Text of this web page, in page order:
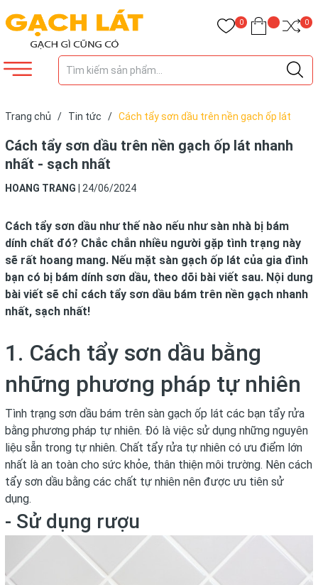
0 0
Trang chủ / Tin tức / Cách tẩy sơn dầu trên nền gạch ốp lát
Cách tẩy sơn dầu trên nền gạch ốp lát nhanh
nhất - sạch nhất
HOANG TRANG 24/06/2024
Cách tẩy sơn dầu như thế nào nếu như sàn nhà bị bám
dính chất đó? Chắc chắn nhiều người gặp tình trạng này
sẽ rất hoang mang. Nếu mặt sàn gạch ốp lát của gia đình
bạn có bị bám dính sơn dầu, theo dõi bài viết sau. Nội dung
bài viết sẽ chỉ cách tẩy sơn dầu bám trên nền gạch nhanh
nhất, sạch nhất!
1. Cách tẩy sơn dầu bằng
những phương pháp tự nhiên
Tình trạng sơn dầu bám trên sàn gạch ốp lát các bạn tẩy rửa
bằng phương pháp tự nhiên. Đó là việc sử dụng những nguyên
liệu sẵn trong tự nhiên. Chất tẩy rửa tự nhiên có ưu điểm lớn
nhất là an toàn cho sức khỏe, thân thiện môi trường. Nên cách
tẩy sơn dầu bằng các chất tự nhiên nên được ưu tiên sử
dụng.
- Sử dụng rượu